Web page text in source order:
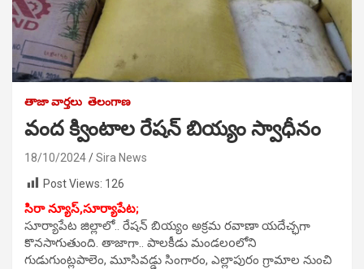
తాజా వార్తలు తెలంగాణ
వంద క్వింటాల రేషన్ బియ్యం స్వాధీనం
18/10/2024
Sira News
Post Views: 126
సిరా న్యూస్,సూర్యాపేట;
సూర్యాపేట జిల్లాలో.. రేషన్ బియ్యం అక్రమ రవాణా యదేచ్ఛగా
కొనసాగుతుంది. తాజాగా.. పాలకీడు మండలoలోని
గుడుగుంట్లపాలెం, మూసివడ్డు సింగారం, ఎల్లాపురం గ్రామాల నుంచి